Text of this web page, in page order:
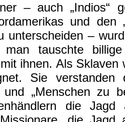
– auch „Indios“
und
unterscheiden –
tauschte
ihnen. Als Sklaven
Sie
und „Menschen zu
die Jagd